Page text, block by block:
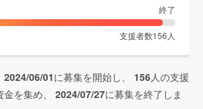
終了
支援者数156 人
2024/06/01に募集を開始し、 156人の支援
金を集め、 2024/07/27に募集を終了しま